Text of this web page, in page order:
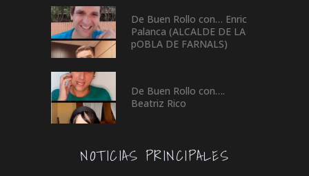
De Buen Rollo con… Enric
Palanca (ALCALDE DE LA
pOBLA DE FARNALS)
De Buen Rollo con….
Beatriz Rico
NOTICIAS PRINCIPALES